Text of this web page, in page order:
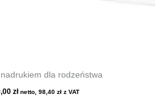
dla rodzeństwa
zł netto, 98,40 zł z VAT